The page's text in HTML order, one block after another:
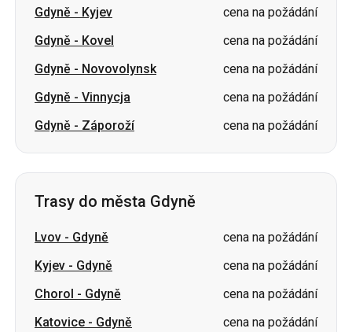
Gdyně - Kyjev
cena na požádání
Gdyně - Kovel
cena na požádání
Gdyně - Novovolynsk
cena na požádání
Gdyně - Vinnycja
cena na požádání
Gdyně - Záporoží cena na požádání
Trasy do města Gdyně
Lvov - Gdyně
cena na požádání
Kyjev - Gdyně
cena na požádání
Chorol - Gdyně
cena na požádání
Katovice - Gdyně
cena na požádání